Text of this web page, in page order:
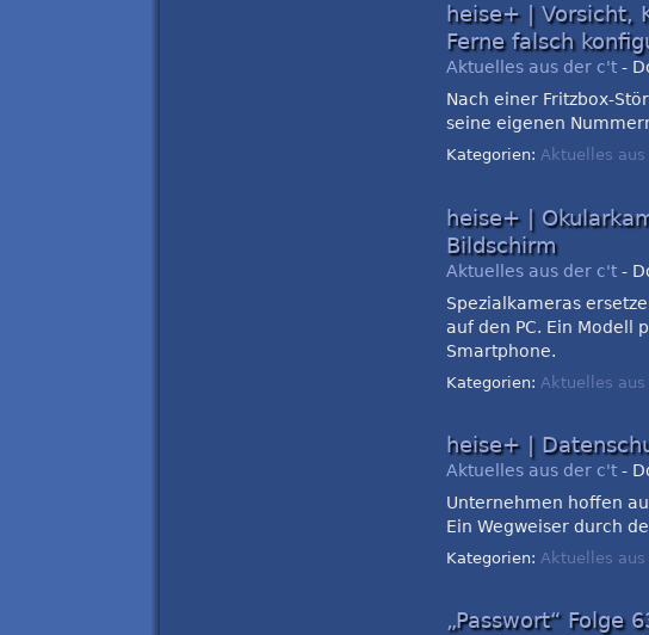
heise+ | Vorsicht,
Ferne falsch
Aktuelles aus der c't -
Nach einer Fritzbox-
seine eigenen
Kategorien:Aktuelles
heise+ |
Bildschirm
Aktuelles aus der c't -
Spezialkameras
auf den PC. Ein Modell
Smartphone.
Kategorien: Aktuelles
heise+ |
Aktuelles aus der c't -
Unternehmen hoffen
Ein Wegweiser durch
Kategorien: Aktuelles
„Passwort“ Folge